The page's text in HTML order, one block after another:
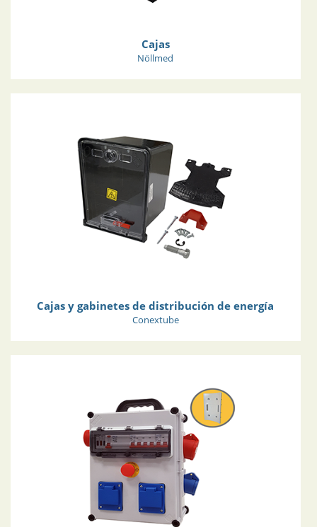
Cajas
Nöllmed
Cajas y gabinetes de distribución de energía
Conextube